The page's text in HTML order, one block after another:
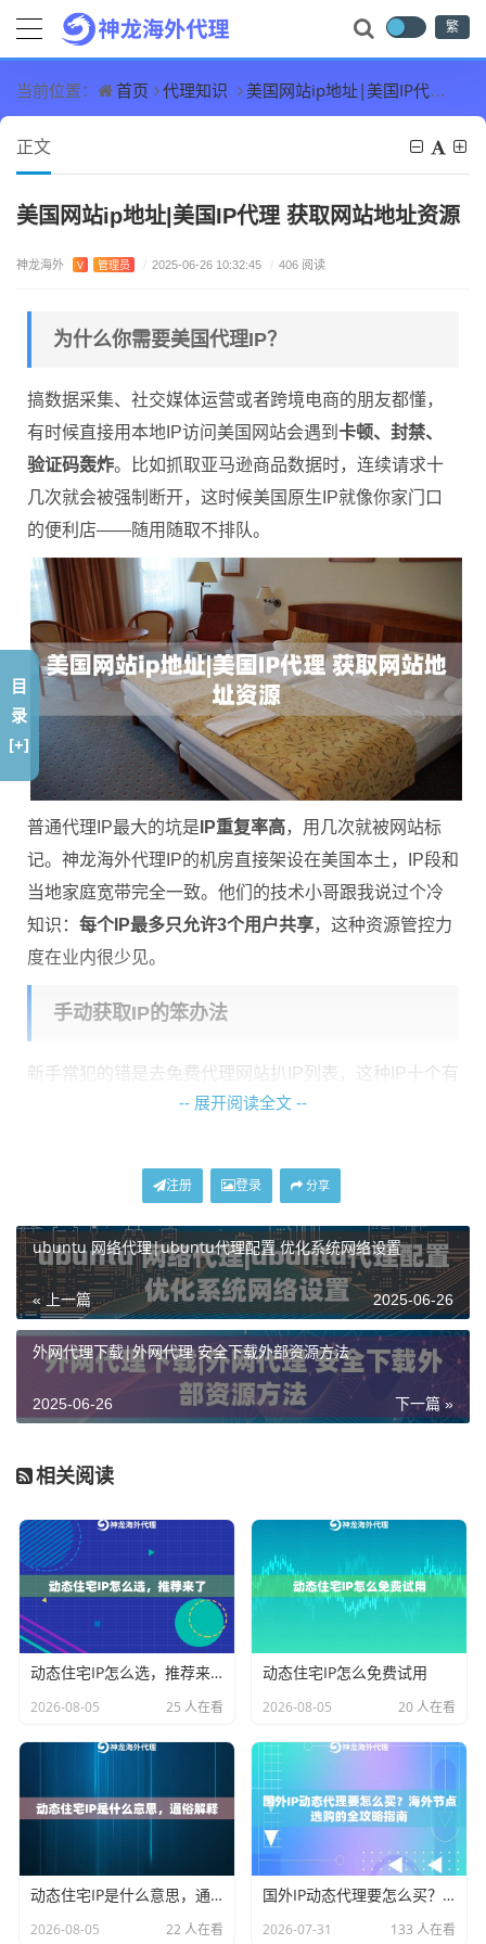
繁
当前位置： 首页 代理知识 美国网站ip地址|美国IP代理 获取网站地址资源
正文
美国网站ip地址|美国IP代理 获取网站地址资源
神龙海外 V 管理员 / 2025-06-26 10:32:45 / 406 阅读
为什么你需要美国代理IP？
搞数据采集、社交媒体运营或者跨境电商的朋友都懂，
有时候直接用本地IP访问美国网站会遇到 卡顿、封禁、
验证码轰炸。比如抓取亚马逊商品数据时，连续请求十
几次就会被强制断开，这时候美国原生IP就像你家门口
的便利店——随用随取不排队。
普通代理IP最大的坑是 IP重复率高，用几次就被网站标
记。神龙海外代理IP的机房直接架设在美国本土，IP段和
当地家庭宽带完全一致。他们的技术小哥跟我说过个冷
知识： 每个IP最多只允许3个用户共享，这种资源管控力
度在业内很少见。
手动获取IP的笨办法
新手常犯的错是去免费代理网站扒IP列表，这种IP十个有
九个是废的。教你个土方法验证：
2. 超过300ms的直接划掉
但这样折腾半小时可能都找不到能用的，有这时间不如...
专业工具的正确打开方式
神龙海外代理IP的客户端有个智能路由功能特别实用，
我测试过同时开5个任务：
• 数据采集走圣何塞机房
• 视频缓冲用纽约节点
三路流量各跑各的互不干扰，就像高速公路的ETC通
道，比免费代理那种乡间小道顺畅多了。
需求场景
高频数据抓取
小白也能懂的配置教程
以Chrome浏览器为例：
1. 打开设置-高级-系统-打开代理设置
IP:端口:账号:密码
-- 展开阅读全文 --
注册 登录 分享
ubuntu 网络代理|ubuntu代理配置 优化系统网络设置
« 上一篇 2025-06-26
外网代理下载|外网代理 安全下载外部资源方法
下一篇 »
2025-06-26
相关阅读
动态住宅IP怎么选，推荐来了
2026-08-05 25 人在看
动态住宅IP怎么免费试用
2026-08-05 20 人在看
动态住宅IP是什么意思，通俗解释
2026-08-05 22 人在看
国外IP动态代理要怎么买？海外节点选购的全攻略指南
2026-07-31 133 人在看
目
录
[+]